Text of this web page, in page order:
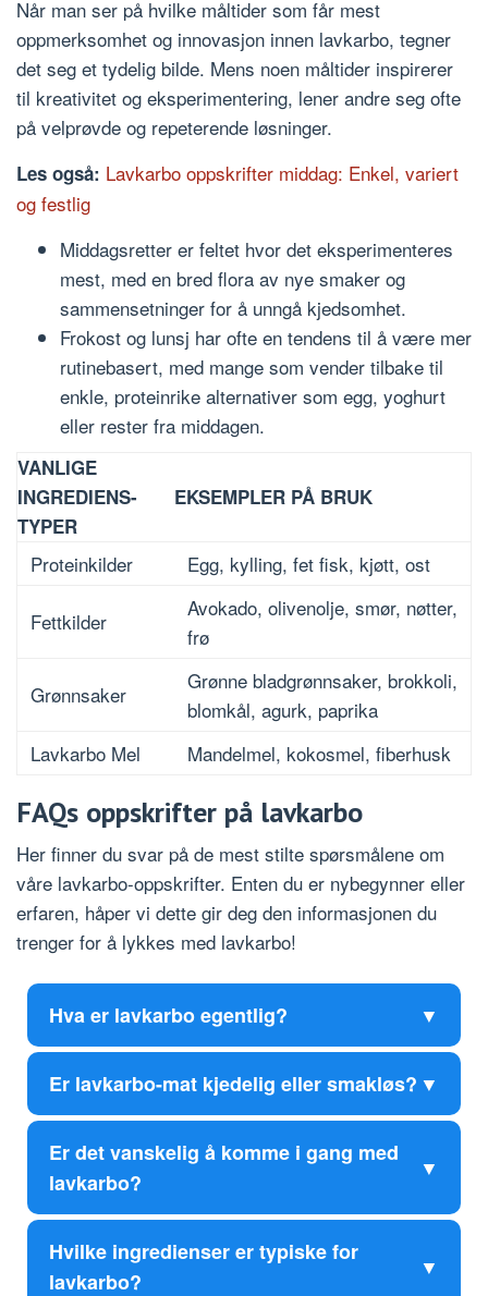
Når man ser på hvilke måltider som får mest
oppmerksomhet og innovasjon innen lavkarbo, tegner
det seg et tydelig bilde. Mens noen måltider inspirerer
til kreativitet og eksperimentering, lener andre seg ofte
på velprøvde og repeterende løsninger.
Les også: Lavkarbo oppskrifter middag: Enkel, variert
og festlig
Middagsretter er feltet hvor det eksperimenteres
mest, med en bred flora av nye smaker og
sammensetninger for å unngå kjedsomhet.
Frokost og lunsj har ofte en tendens til å være mer
rutinebasert, med mange som vender tilbake til
enkle, proteinrike alternativer som egg, yoghurt
eller rester fra middagen.
VANLIGE
INGREDIENS-
TYPER
EKSEMPLER PÅ BRUK
Proteinkilder Egg, kylling, fet fisk, kjøtt, ost
Fettkilder
Avokado, olivenolje, smør, nøtter,
frø
Grønnsaker
Grønne bladgrønnsaker, brokkoli,
blomkål, agurk, paprika
Lavkarbo Mel
Mandelmel, kokosmel, fiberhusk
FAQs oppskrifter på lavkarbo
Her finner du svar på de mest stilte spørsmålene om
våre lavkarbo-oppskrifter. Enten du er nybegynner eller
erfaren, håper vi dette gir deg den informasjonen du
trenger for å lykkes med lavkarbo!
Hva er lavkarbo egentlig?
Er lavkarbo-mat kjedelig eller smakløs?
Er det vanskelig å komme i gang med
lavkarbo?
Hvilke ingredienser er typiske for
lavkarbo?